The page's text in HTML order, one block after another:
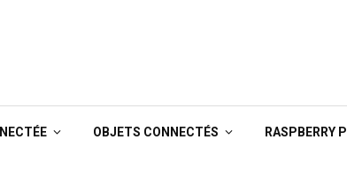
OBJETS CONNECTÉS RASPBERRY PI